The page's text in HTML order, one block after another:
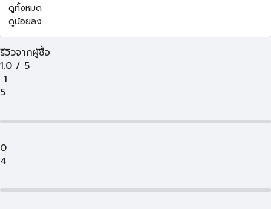
ดูทั้งหมด
ดูน้อยลง
รีวิวจากผู้ซื้อ
1.0 / 5
1
5
0
4